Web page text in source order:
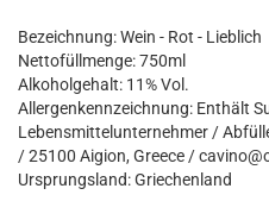
Bezeichnung: Wein - Rot - Lieblich
Nettofüllmenge: 750ml
Alkoholgehalt: 11% Vol.
Allergenkennzeichnung: Enthält
Lebensmittelunternehmer /
/ 25100 Aigion, Greece /
Ursprungsland: Griechenland